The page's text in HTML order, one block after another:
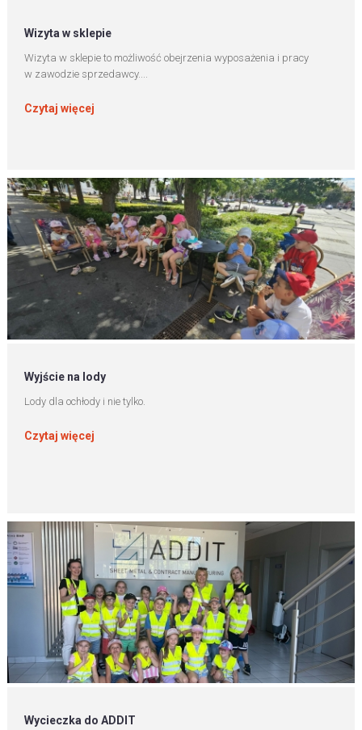
Wizyta w sklepie
Wizyta w sklepie to możliwość obejrzenia wyposażenia i pracy
w zawodzie sprzedawcy....
Czytaj więcej
Wyjście na lody
Lody dla ochłody i nie tylko.
Czytaj więcej
Wycieczka do ADDIT